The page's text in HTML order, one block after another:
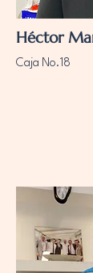
​Héctor
Caja No.18